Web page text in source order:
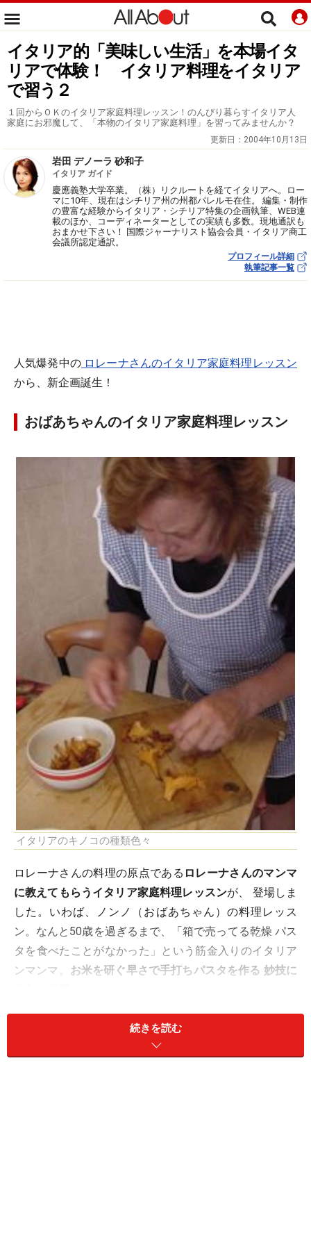
イタリア的「美味しい生活」を本場イタ
リアで体験！ イタリア料理をイタリア
で習う２
１回からＯＫのイタリア家庭料理レッスン！のんびり暮らすイタリア人
家庭にお邪魔して、「本物のイタリア家庭料理」を習ってみませんか？
更新日： 2004年10月13日
岩田 デノーラ 砂和子
イタリア ガイド
慶應義塾大学卒業。（株）リクルートを経てイタリアへ。ロー
マに10年、現在はシチリア州の州都パレルモ在住。 編集・制作
の豊富な経験からイタリア・シチリア特集の企画執筆、WEB連
載のほか、コーディネーターとしての実績も多数。現地通訳も
おまかせ下さい！ 国際ジャーナリスト協会会員・イタリア商工
会議所認定通訳。
プロフィール詳細
執筆記事一覧
人気爆発中のロレーナさんのイタリア家庭料理レッスン
から、新企画誕生！
おばあちゃんのイタリア家庭料理レッスン
イタリアのキノコの種類色々
ロレーナさんの料理の原点である ロレーナさんのマンマ
に教えてもらうイタリア家庭料理レッスンが、 登場しま
した。いわば、ノンノ（おばあちゃん）の料理レッス
ン。なんと50歳を過ぎるまで、「箱で売ってる乾燥 パス
タを食べたことがなかった」という筋金入りのイタリア
ンマンマ。 お米を研ぐ早さで手打ちパスタを作る 妙技に
続きを読む